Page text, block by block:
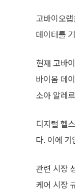
고바이오
데이터를
현재 고바
바이옴 데
소아 알레
디지털 헬
다. 이에 기
관련 시장
케어 시장